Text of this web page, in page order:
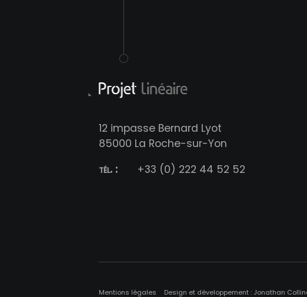
12 impasse Bernard Lyot
85000 La Roche-sur-Yon
tél. :
+33 (0) 222 44 52 52
Mentions légales Design et développement : Jonathan